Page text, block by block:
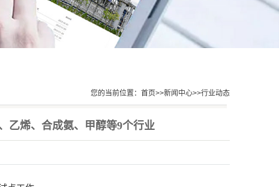
您的当前位置： 首页>>新闻中心>>行业动态
乙烯、合成氨、甲醇等9个行业